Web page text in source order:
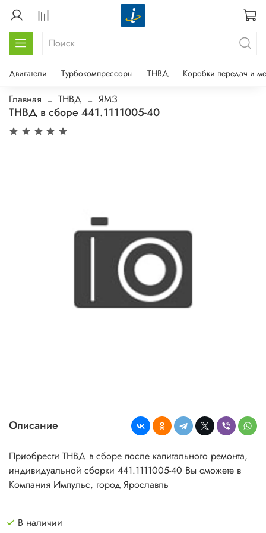
Двигатели Турбокомпрессоры ТНВД Коробки передач и
Главная ТНВД ЯМЗ
ТНВД в сборе 441.1111005-40
Описание
Приобрести ТНВД в сборе после капитального ремонта,
индивидуальной сборки 441.1111005-40 Вы сможете в
Компания Импульс, город Ярославль
В наличии